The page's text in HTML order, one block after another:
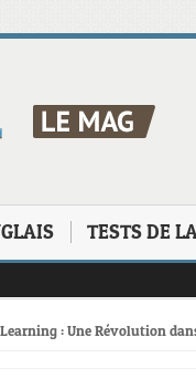
TESTS DE
: Une Révolution